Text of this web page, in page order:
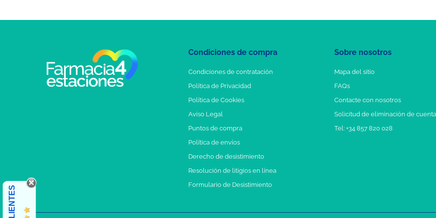
Condiciones de compra
Condiciones de contratación
Política de Privacidad
Política de Cookies
Aviso Legal
Puntos de compra
Política de envíos
Derecho de desistimiento
Resolución de litigios en línea
Formulario de Desistimiento
Sobre nosotros
Mapa del sitio
FAQs
Contacte con nosotros
Solicitud de eliminación de cuenta
Tel: +34 857 820 028